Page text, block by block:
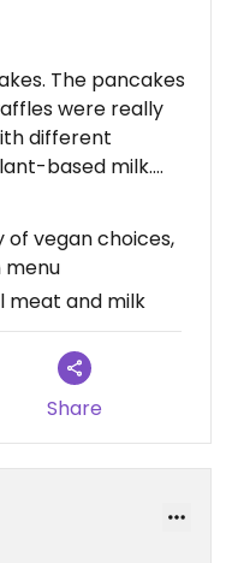
The pancakes
were really
different
based milk.
to have so
a visit.
2018-10-08
of vegan choices,
menu
meat and milk
Share